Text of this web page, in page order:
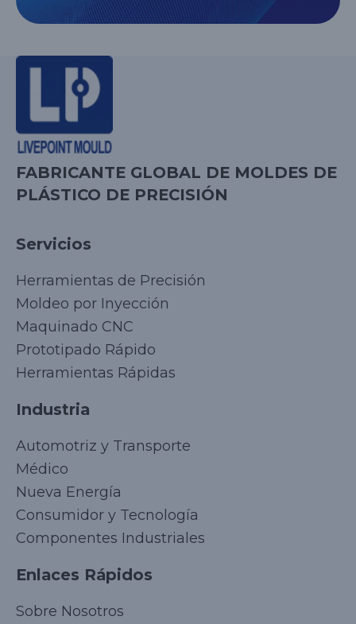
FABRICANTE GLOBAL DE MOLDES DE
PLÁSTICO DE PRECISIÓN
Servicios
Herramientas de Precisión
Moldeo por Inyección
Maquinado CNC
Prototipado Rápido
Herramientas Rápidas
Industria
Automotriz y Transporte
Médico
Nueva Energía
Consumidor y Tecnología
Componentes Industriales
Enlaces Rápidos
Sobre Nosotros